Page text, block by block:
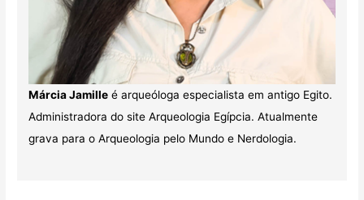
Márcia Jamilleé arqueóloga especialista em antigo Egito.
Administradora do site Arqueologia Egípcia. Atualmente
grava para o Arqueologia pelo Mundo e Nerdologia.